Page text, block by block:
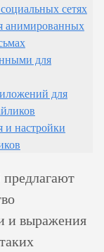
сетях
анимированных
для
для
и настройки
и выражения